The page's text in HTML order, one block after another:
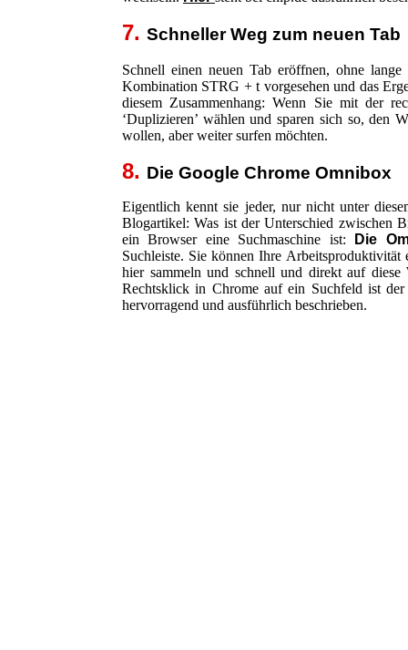
7. Schneller Weg zum neuen Tab
Schnell einen neuen Tab eröffnen, ohne
Kombination STRG + t vorgesehen und das
diesem Zusammenhang: Wenn Sie mit der
‘Duplizieren’ wählen und sparen sich so, den
wollen, aber weiter surfen möchten.
8. Die Google Chrome Omnibox
Eigentlich kennt sie jeder, nur nicht unter
Blogartikel: Was ist der Unterschied zwischen
ein Browser eine Suchmaschine ist:
Die
Suchleiste. Sie können Ihre
hier sammeln und schnell und direkt auf diese
Rechtsklick in Chrome auf ein Suchfeld ist
hervorragend und ausführlich beschrieben.